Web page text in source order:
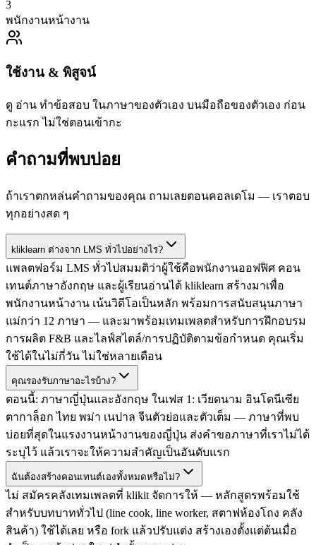
3
พนักงานหน้างาน
ใช้งาน & พิสูจน์
ดู อ่าน ทำข้อสอบ ในภาษาของตัวเอง บนมือถือของตัวเอง ก่อน
กะแรก ไม่ใช่ตอนเข้ากะ
คำถามที่พบบ่อย
ถ้าเราตกหล่นคำถามของคุณ ถามเลยตอนคอลเดโม — เราตอบ
ทุกอย่างสด ๆ
kliklearn ต่างจาก LMS ทั่วไปอย่างไร?
แพลตฟอร์ม LMS ทั่วไปสมมติว่าผู้ใช้คือพนักงานออฟฟิศ คอน
เทนต์ภาษาอังกฤษ และผู้เรียนอ่านได้ kliklearn สร้างมาเพื่อ
พนักงานหน้างาน เน้นวิดีโอเป็นหลัก พร้อมการสนับสนุนภาษา
แม่กว่า 12 ภาษา — และมาพร้อมเทมเพลตสำหรับการฝึกอบรม
การผลิต F&B และไลฟ์สไตล์/การปฏิบัติตามข้อกำหนด คุณเริ่ม
ใช้ได้ในไม่กี่วัน ไม่ใช่หลายเดือน
คุณรองรับภาษาอะไรบ้าง?
ตอนนี้: ภาษาญี่ปุ่นและอังกฤษ ในเฟส 1: เวียดนาม อินโดนีเซีย
ตากาล็อก ไทย พม่า เนปาล จีนตัวย่อและตัวเต็ม — ภาษาที่พบ
บ่อยที่สุดในแรงงานหน้างานของญี่ปุ่น ส่งคำขอภาษาที่เราไม่ได้
ระบุไว้ แล้วเราจะให้ความสำคัญเป็นอันดับแรก
ฉันต้องสร้างคอนเทนต์เองทั้งหมดหรือไม่?
ไม่ สมัครคลังเทมเพลตที่ klikit จัดการให้ — หลักสูตรพร้อมใช้
สำหรับบทบาททั่วไป (line cook, line worker, สตาฟห้องโถง คลัง
สินค้า) ใช้ได้เลย หรือ fork แล้วปรับแต่ง สร้างเองตั้งแต่ต้นเมื่อ